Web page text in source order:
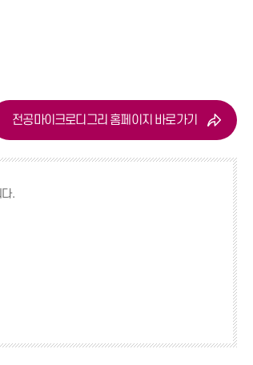
전공마이크로디그리 홈페이지 바로가기
.